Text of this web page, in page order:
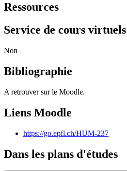
Ressources
Service de cours
Non
Bibliographie
A retrouver sur le Moodle.
Liens Moodle
https://go.epfl.ch/HUM-237
Dans les plans d'études